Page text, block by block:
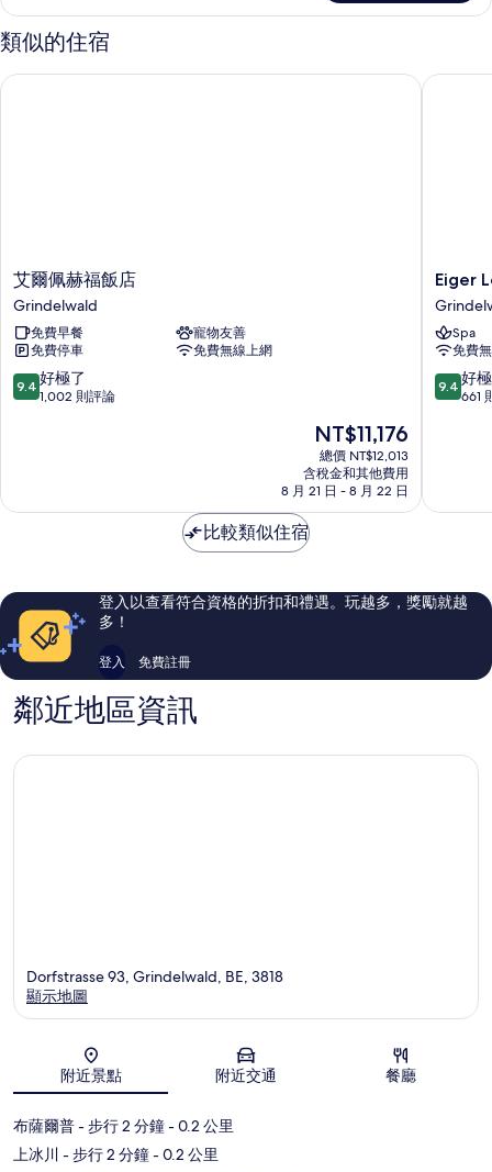
人
入
住）
間
（可
供
人
類似的住宿
艾
爾
佩
赫
福
飯
店
艾爾佩赫福飯店
Grindelwald
免費早餐
寵物友善
免費停車
免費無線上網
9.4
分，
極
評
論
9.4 好極了
1,002 則評論
現
在
價
格
為
NT$11,176
總價 NT$12,013
含稅金和其他費用
8 月 21 日 - 8 月 22 日
艾爾佩赫福飯店
Eiger
Lodge
Chic
Eiger
Spa
免費
9.4
分，
極
評
論
9.4 好
661
Eiger
比較類似住宿
登入以查看符合資格的折扣和禮遇。玩越多，獎勵就越
多！
登入 免費註冊
鄰近地區資訊
地圖
Dorfstrasse 93, Grindelwald, BE, 3818
顯示地圖
附近景點 附近交通 餐廳
布薩爾普- 步行 2 分鐘- 0.2 公里
上冰川 - 步行 2 分鐘- 0.2 公里